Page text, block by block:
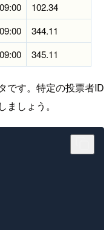
102.34
344.11
345.11
です。特定の投票者ID
しょう。